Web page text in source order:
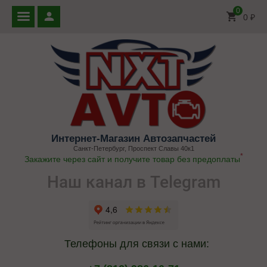
0
0 ₽
Интернет-Магазин Автозапчастей
Санкт-Петербург, Проспект Славы 40к1
Закажите через сайт и получите товар без предоплаты*
Наш канал в Telegram
Телефоны для связи с нами: